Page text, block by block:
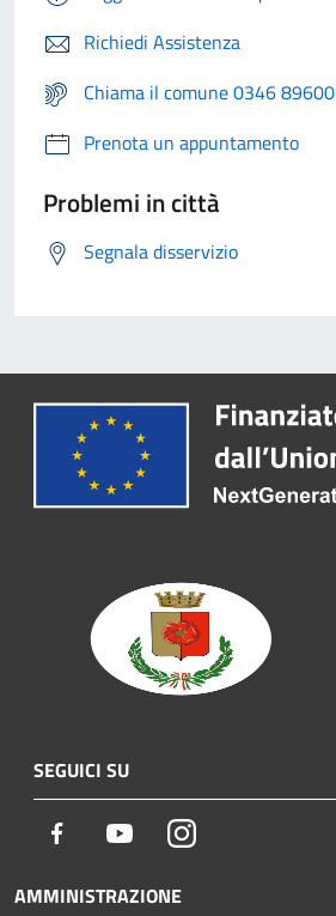
Richiedi Assistenza
Chiama il comune 0346 89600
Prenota un appuntamento
Problemi in città
Segnala disservizio
SEGUICI SU
Facebook YoutubeInstagram
AMMINISTRAZIONE